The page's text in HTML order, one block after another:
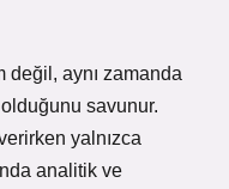
değil, aynı zamanda
savunur.
yalnızca
analitik ve